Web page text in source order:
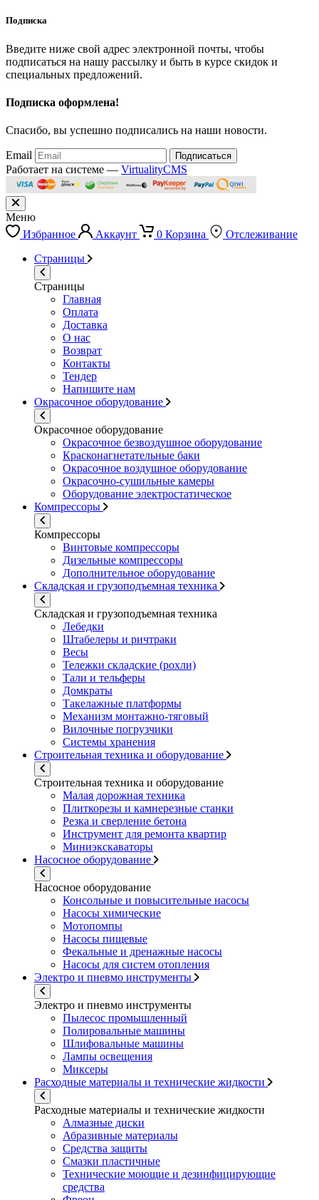
Подписка
Введите ниже свой адрес электронной почты, чтобы
подписаться на нашу рассылку и быть в курсе скидок и
специальных предложений.
Подписка оформлена!
Спасибо, вы успешно подписались на наши новости.
Email Подписаться
Работает на системе — VirtualityCMS
Меню
Избранное
Аккаунт 0 Корзина
Отслеживание
Страницы
Страницы
Главная
Оплата
Доставка
О нас
Возврат
Контакты
Тендер
Напишите нам
Окрасочное оборудование
Окрасочное оборудование
Окрасочное безвоздушное оборудование
Красконагнетательные баки
Окрасочное воздушное оборудование
Окрасочно-сушильные камеры
Оборудование электростатическое
Компрессоры
Компрессоры
Винтовые компрессоры
Дизельные компрессоры
Дополнительное оборудование
Складская и грузоподъемная техника
Складская и грузоподъемная техника
Лебедки
Штабелеры и ричтраки
Весы
Тележки складские (рохли)
Тали и тельферы
Домкраты
Такелажные платформы
Механизм монтажно-тяговый
Вилочные погрузчики
Системы хранения
Строительная техника и оборудование
Строительная техника и оборудование
Малая дорожная техника
Плиткорезы и камнерезные станки
Резка и сверление бетона
Инструмент для ремонта квартир
Миниэкскаваторы
Насосное оборудование
Насосное оборудование
Консольные и повысительные насосы
Насосы химические
Мотопомпы
Насосы пищевые
Фекальные и дренажные насосы
Насосы для систем отопления
Электро и пневмо инструменты
Электро и пневмо инструменты
Пылесос промышленный
Полировальные машины
Шлифовальные машины
Лампы освещения
Миксеры
Расходные материалы и технические жидкости
Расходные материалы и технические жидкости
Алмазные диски
Абразивные материалы
Средства защиты
Смазки пластичные
Технические моющие и дезинфицирующие
средства